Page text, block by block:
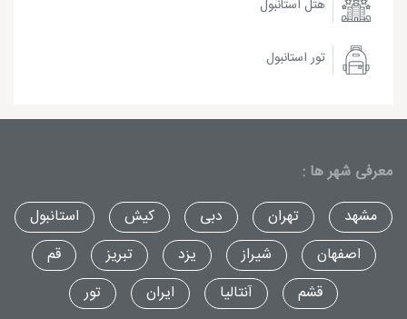
هتل استانبول
تور استانبول
معرفی شهر ها :
مشهد
تهران دبی کیش
استانبول
اصفهان
شیراز یزد تبریز
قم
قشم
آنتالیا ایران تور